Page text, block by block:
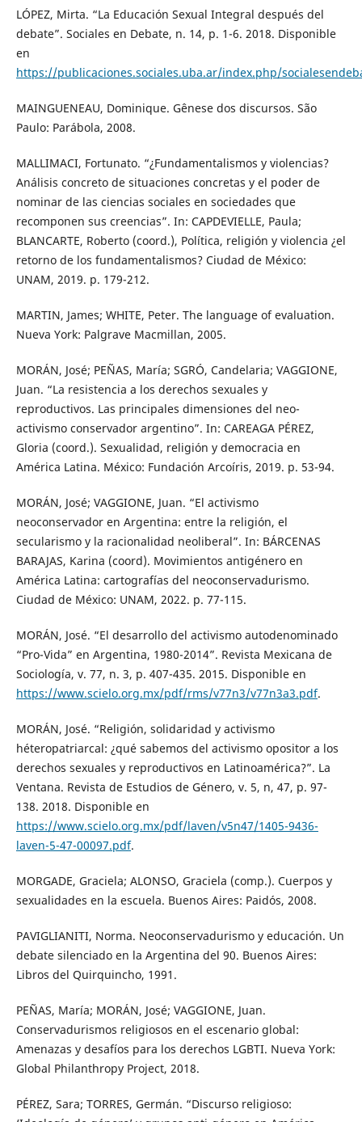
LÓPEZ, Mirta. “La Educación Sexual Integral después del
debate”. Sociales en Debate, n. 14, p. 1-6. 2018. Disponible
en
https://publicaciones.sociales.uba.ar/index.php/
MAINGUENEAU, Dominique. Gênese dos discursos. São
Paulo: Parábola, 2008.
MALLIMACI, Fortunato. “¿Fundamentalismos y violencias?
Análisis concreto de situaciones concretas y el poder de
nominar de las ciencias sociales en sociedades que
recomponen sus creencias”. In: CAPDEVIELLE, Paula;
BLANCARTE, Roberto (coord.), Política, religión y violencia ¿el
retorno de los fundamentalismos? Ciudad de México:
UNAM, 2019. p. 179-212.
MARTIN, James; WHITE, Peter. The language of evaluation.
Nueva York: Palgrave Macmillan, 2005.
MORÁN, José; PEÑAS, María; SGRÓ, Candelaria; VAGGIONE,
Juan. “La resistencia a los derechos sexuales y
reproductivos. Las principales dimensiones del neo-
activismo conservador argentino”. In: CAREAGA PÉREZ,
Gloria (coord.). Sexualidad, religión y democracia en
América Latina. México: Fundación Arcoíris, 2019. p. 53-94.
MORÁN, José; VAGGIONE, Juan. “El activismo
neoconservador en Argentina: entre la religión, el
secularismo y la racionalidad neoliberal”. In: BÁRCENAS
BARAJAS, Karina (coord). Movimientos antigénero en
América Latina: cartografías del neoconservadurismo.
Ciudad de México: UNAM, 2022. p. 77-115.
MORÁN, José. “El desarrollo del activismo autodenominado
“Pro-Vida” en Argentina, 1980-2014”. Revista Mexicana de
Sociología, v. 77, n. 3, p. 407-435. 2015. Disponible en
https://www.scielo.org.mx/pdf/rms/v77n3/v77n3a3.pdf.
MORÁN, José. “Religión, solidaridad y activismo
héteropatriarcal: ¿qué sabemos del activismo opositor a los
derechos sexuales y reproductivos en Latinoamérica?”. La
Ventana. Revista de Estudios de Género, v. 5, n, 47, p. 97-
138. 2018. Disponible en
https://www.scielo.org.mx/pdf/laven/v5n47/1405-9436-
laven-5-47-00097.pdf.
MORGADE, Graciela; ALONSO, Graciela (comp.). Cuerpos y
sexualidades en la escuela. Buenos Aires: Paidós, 2008.
PAVIGLIANITI, Norma. Neoconservadurismo y educación. Un
debate silenciado en la Argentina del 90. Buenos Aires:
Libros del Quirquincho, 1991.
PEÑAS, María; MORÁN, José; VAGGIONE, Juan.
Conservadurismos religiosos en el escenario global:
Amenazas y desafíos para los derechos LGBTI. Nueva York:
Global Philanthropy Project, 2018.
PÉREZ, Sara; TORRES, Germán. “Discurso religioso: